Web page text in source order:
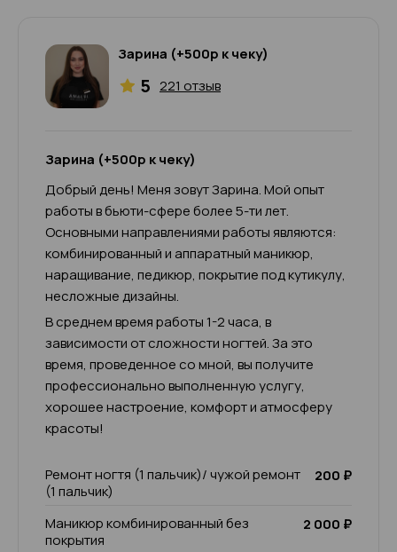
Зарина (+500р к чеку)
5 221 отзыв
Зарина (+500р к чеку)
Добрый день! Меня зовут Зарина. Мой опыт
работы в бьюти-сфере более 5-ти лет.
Основными направлениями работы являются:
комбинированный и аппаратный маникюр,
наращивание, педикюр, покрытие под кутикулу,
несложные дизайны.
В среднем время работы 1-2 часа, в
зависимости от сложности ногтей. За это
время, проведенное со мной, вы получите
профессионально выполненную услугу,
хорошее настроение, комфорт и атмосферу
красоты!
Ремонт ногтя (1 пальчик)/ чужой ремонт
(1 пальчик)
200 ₽
Маникюр комбинированный без
покрытия
2 000 ₽